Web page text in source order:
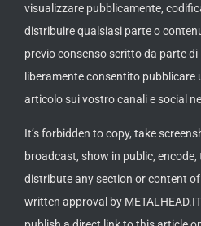
visualizzare pubblicamente,
distribuire qualsiasi parte o
previo consenso scritto da parte di
liberamente consentito pubblicare
articolo sui vostro canali e social
It’s forbidden to copy, take
broadcast, show in public,
distribute any section or content
written approval by